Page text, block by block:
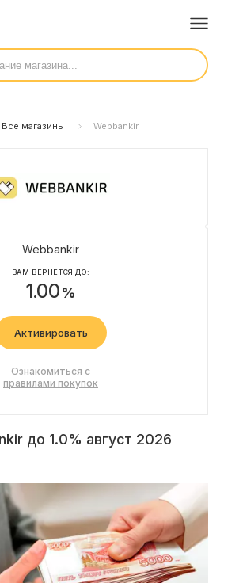
Все магазины Webbankir
Webbankir
ВАМ ВЕРНЕТСЯ ДО:
1.00%
Активировать
Ознакомиться с
правилами покупок
до 1.0% август 2026